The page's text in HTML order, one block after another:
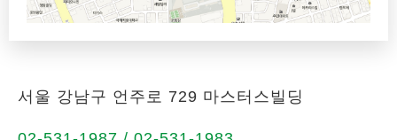
서울 강남구 언주로 729 마스터스빌딩